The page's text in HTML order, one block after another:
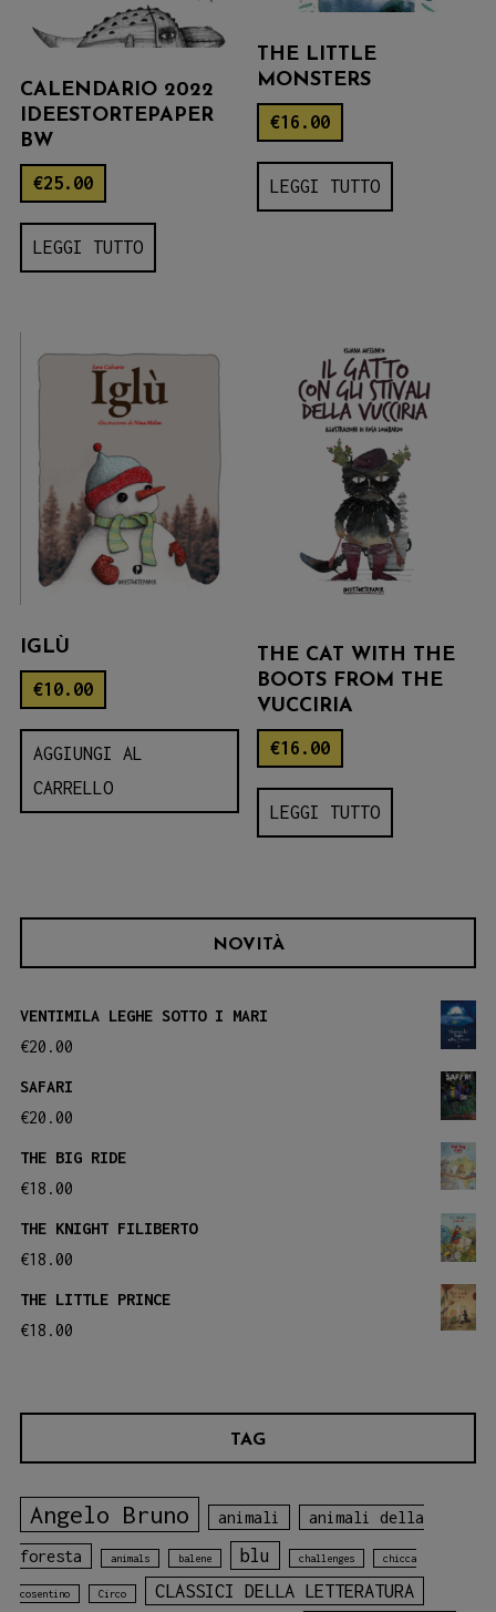
CALENDARIO 2022
IDEESTORTEPAPER
BW
€25.00
LEGGI TUTTO
THE LITTLE
MONSTERS
€16.00
LEGGI TUTTO
IGLÙ
€10.00
AGGIUNGI AL
CARRELLO
THE CAT WITH THE
BOOTS FROM THE
VUCCIRIA
€16.00
LEGGI TUTTO
NOVITÀ
VENTIMILA LEGHE SOTTO I MARI
€20.00
SAFARI
€20.00
THE BIG RIDE
€18.00
THE KNIGHT FILIBERTO
€18.00
THE LITTLE PRINCE
€18.00
TAG
Angelo Bruno animali animali della
foresta animals balene blu challenges chicca
cosentino Circo CLASSICI DELLA LETTERATURA